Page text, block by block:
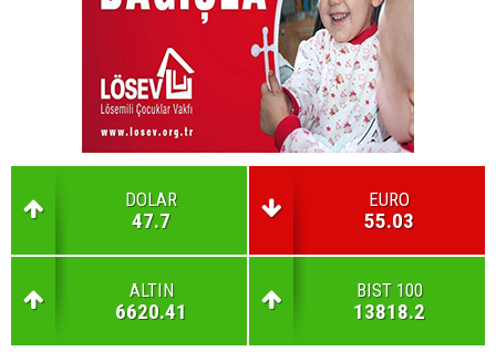
DOLAR
47.7
EURO
55.03
ALTIN
6620.41
BIST 100
13818.2